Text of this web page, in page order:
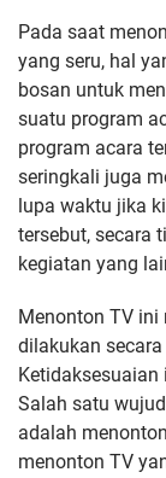
Pada saat
yang seru, hal
bosan untuk
suatu program
program acara
seringkali juga
lupa waktu jika
tersebut, secara
kegiatan yang
Menonton TV
dilakukan
Salah satu
adalah
menonton TV